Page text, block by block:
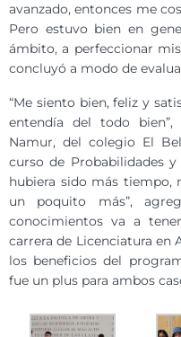
avanzado, entonces me
Pero estuvo bien en
ámbito, a perfeccionar
concluyó a modo de
“Me siento bien, feliz y
entendía del todo
Namur, del colegio El
curso de Probabilidades
hubiera sido más tiempo,
un poquito más”,
conocimientos va a
carrera de Licenciatura en
los beneficios del
fue un plus para ambos